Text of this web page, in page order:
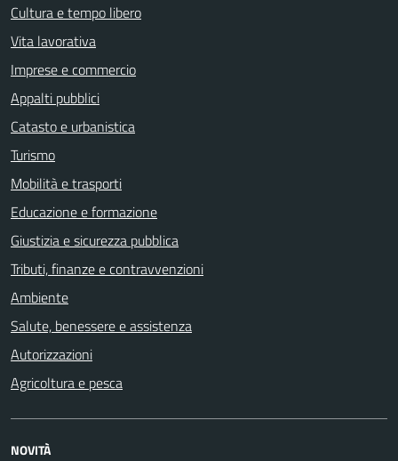
Cultura e tempo libero
Vita lavorativa
Imprese e commercio
Appalti pubblici
Catasto e urbanistica
Turismo
Mobilità e trasporti
Educazione e formazione
Giustizia e sicurezza pubblica
Tributi, finanze e contravvenzioni
Ambiente
Salute, benessere e assistenza
Autorizzazioni
Agricoltura e pesca
NOVITÀ